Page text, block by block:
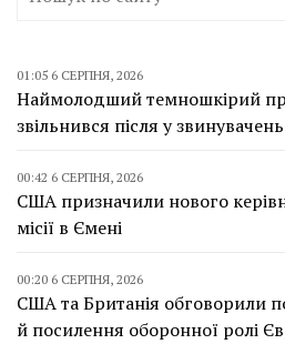
01:05 6 СЕРПНЯ, 2026
Наймолодший темношкірий
звільнився після у звинувачень
00:42 6 СЕРПНЯ, 2026
США призначили нового
місії в Ємені
00:20 6 СЕРПНЯ, 2026
США та Британія обговорили
й посилення оборонної ролі